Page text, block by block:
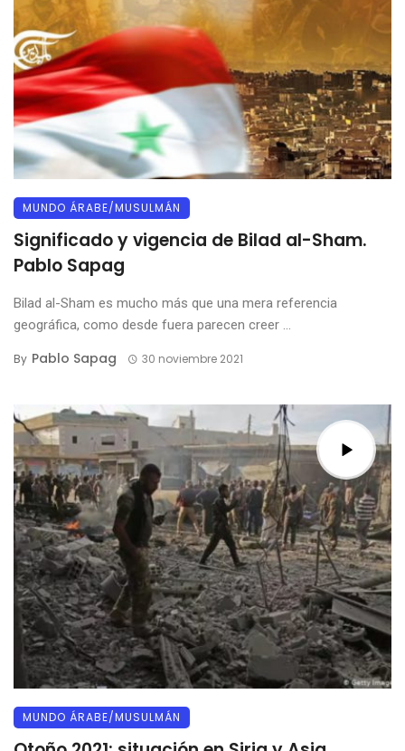
MUNDO ÁRABE/MUSULMÁN
Significado y vigencia de Bilad al-Sham.
Pablo Sapag
Bilad al-Sham es mucho más que una mera referencia
geográfica, como desde fuera parecen creer ...
By Pablo Sapag 30 noviembre 2021
MUNDO ÁRABE/MUSULMÁN